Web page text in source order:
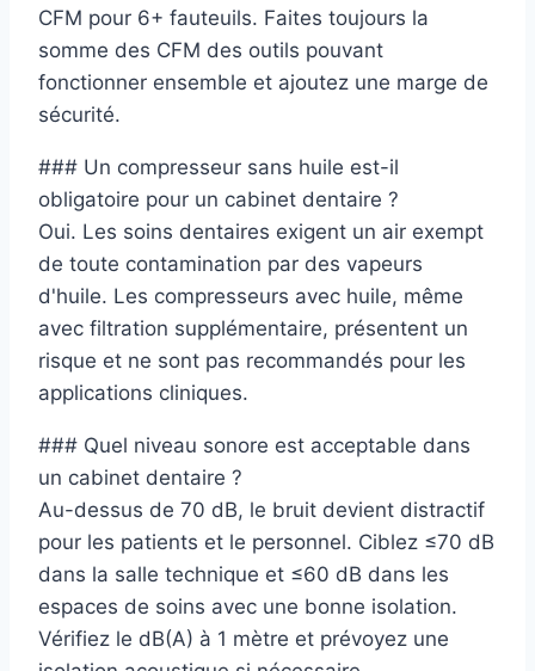
CFM pour 6+ fauteuils. Faites toujours la
somme des CFM des outils pouvant
fonctionner ensemble et ajoutez une marge de
sécurité.
### Un compresseur sans huile est-il
obligatoire pour un cabinet dentaire ?
Oui. Les soins dentaires exigent un air exempt
de toute contamination par des vapeurs
d'huile. Les compresseurs avec huile, même
avec filtration supplémentaire, présentent un
risque et ne sont pas recommandés pour les
applications cliniques.
### Quel niveau sonore est acceptable dans
un cabinet dentaire ?
Au-dessus de 70 dB, le bruit devient distractif
pour les patients et le personnel. Ciblez ≤70 dB
dans la salle technique et ≤60 dB dans les
espaces de soins avec une bonne isolation.
Vérifiez le dB(A) à 1 mètre et prévoyez une